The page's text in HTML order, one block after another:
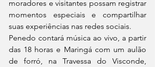
moradores e visitantes possam registrar
momentos especiais e compartilhar
suas experiências nas redes sociais.
Penedo contará música ao vivo, a partir
das 18 horas e Maringá com um aulão
de forró, na Travessa do Visconde,